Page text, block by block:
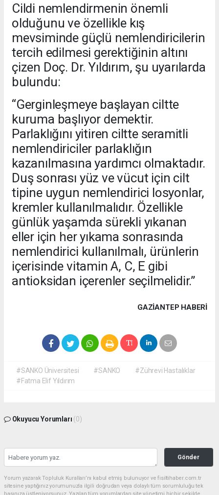
Cildi nemlendirmenin önemli
olduğunu ve özellikle kış
mevsiminde güçlü nemlendiricilerin
tercih edilmesi gerektiğinin altını
çizen Doç. Dr. Yıldırım, şu uyarılarda
bulundu:
“Gerginleşmeye başlayan ciltte
kuruma başlıyor demektir.
Parlaklığını yitiren ciltte seramitli
nemlendiriciler parlaklığın
kazanılmasına yardımcı olmaktadır.
Duş sonrası yüz ve vücut için cilt
tipine uygun nemlendirici losyonlar,
kremler kullanılmalıdır. Özellikle
günlük yaşamda sürekli yıkanan
eller için her yıkama sonrasında
nemlendirici kullanılmalı, ürünlerin
içerisinde vitamin A, C, E gibi
antioksidan içerenler seçilmelidir.”
GAZIANTEP HABERİ
#SANKO Üniversitesi #SANKO
#Zührevi Hastalıklar
#Fatma Elif Yıldırım
Okuyucu Yorumları (0)
Gönder
Yorum yazarak Topluluk Kuralları’nı kabul etmiş bulunuyor ve fisiltihaber.com.tr
sitesine yaptığınız yorumunuzla ilgili doğrudan veya dolaylı tüm sorumluluğu tek